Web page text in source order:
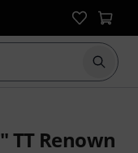
Börja
TT Renown